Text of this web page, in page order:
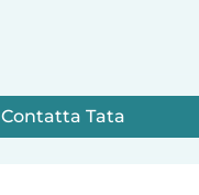
Contatta Tata